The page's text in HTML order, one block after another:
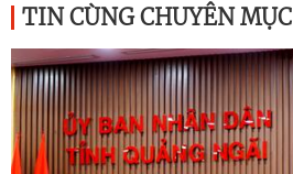
TIN CÙNG CHUYÊN MỤC